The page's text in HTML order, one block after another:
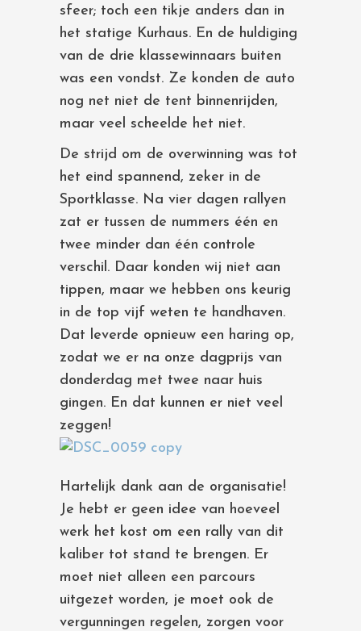
sfeer; toch een tikje anders dan in
het statige Kurhaus. En de huldiging
van de drie klassewinnaars buiten
was een vondst. Ze konden de auto
nog net niet de tent binnenrijden,
maar veel scheelde het niet.
De strijd om de overwinning was tot
het eind spannend, zeker in de
Sportklasse. Na vier dagen rallyen
zat er tussen de nummers één en
twee minder dan één controle
verschil. Daar konden wij niet aan
tippen, maar we hebben ons keurig
in de top vijf weten te handhaven.
Dat leverde opnieuw een haring op,
zodat we er na onze dagprijs van
donderdag met twee naar huis
gingen. En dat kunnen er niet veel
zeggen!
Hartelijk dank aan de organisatie!
Je hebt er geen idee van hoeveel
werk het kost om een rally van dit
kaliber tot stand te brengen. Er
moet niet alleen een parcours
uitgezet worden, je moet ook de
vergunningen regelen, zorgen voor